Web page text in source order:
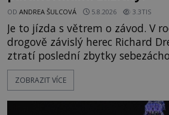
OD ANDREA ŠULCOVÁ 5.8.2026 3.3TIS
Je to jízda s větrem o závod. V
drogově závislý herec Richard
ztratí poslední zbytky
po silnicích ve svém mercedesu
řetězu. Vše vyvrcholí
následně nalezne schovaný
ZOBRAZIT VÍCE